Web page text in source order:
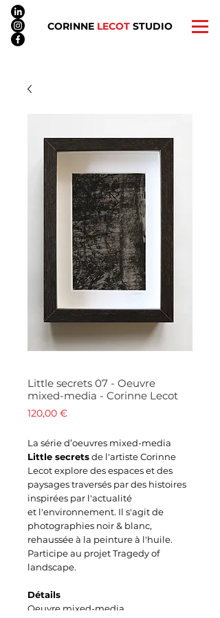
CORINNE LECOTSTUDIO
Little secrets 07 - Oeuvre
mixed-media - Corinne Lecot
120,00 €Prix
La série d’oeuvres mixed-media
Little secretsde l'artiste Corinne
Lecot explore des espaces et des
paysages traversés par des histoires
inspirées par l'actualité
et l'environnement. Il s'agit de
photographies noir & blanc,
rehaussée à la peinture à l'huile.
Participe au projet Tragedy of
landscape.
Détails
Oeuvre mixed-media